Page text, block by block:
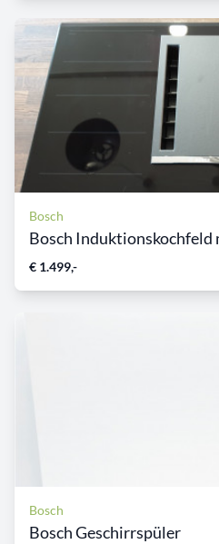
Bosch
Bosch Induktionskochfeld
€ 1.499,-
Bosch
Bosch Geschirrspüler